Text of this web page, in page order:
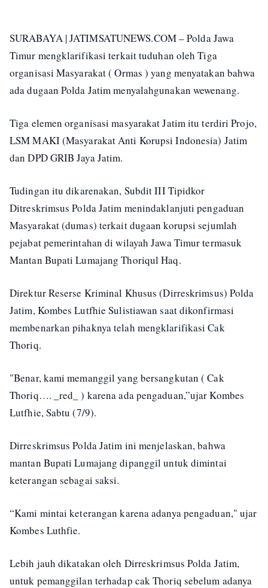
SURABAYA | JATIMSATUNEWS.COM – Polda Jawa
Timur mengklarifikasi terkait tuduhan oleh Tiga
organisasi Masyarakat ( Ormas ) yang menyatakan bahwa
ada dugaan Polda Jatim menyalahgunakan wewenang.
Tiga elemen organisasi masyarakat Jatim itu terdiri Projo,
LSM MAKI (Masyarakat Anti Korupsi Indonesia) Jatim
dan DPD GRIB Jaya Jatim.
Tudingan itu dikarenakan, Subdit III Tipidkor
Ditreskrimsus Polda Jatim menindaklanjuti pengaduan
Masyarakat (dumas) terkait dugaan korupsi sejumlah
pejabat pemerintahan di wilayah Jawa Timur termasuk
Mantan Bupati Lumajang Thoriqul Haq.
Direktur Reserse Kriminal Khusus (Dirreskrimsus) Polda
Jatim, Kombes Lutfhie Sulistiawan saat dikonfirmasi
membenarkan pihaknya telah mengklarifikasi Cak
Thoriq.
"Benar, kami memanggil yang bersangkutan ( Cak
Thoriq…. _red_ ) karena ada pengaduan,”ujar Kombes
Lutfhie, Sabtu (7/9).
Dirreskrimsus Polda Jatim ini menjelaskan, bahwa
mantan Bupati Lumajang dipanggil untuk dimintai
keterangan sebagai saksi.
“Kami mintai keterangan karena adanya pengaduan," ujar
Kombes Luthfie.
Lebih jauh dikatakan oleh Dirreskrimsus Polda Jatim,
untuk pemanggilan terhadap cak Thoriq sebelum adanya